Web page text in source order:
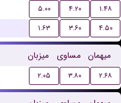
۵.۰۰ ۴.۲۰
۱.۴۸
۱.۶۳ ۳.۶۰ ۴.۵۰
میزبان مساوی میهمان
۲.۰۵ ۳.۸۰ ۲.۶۸